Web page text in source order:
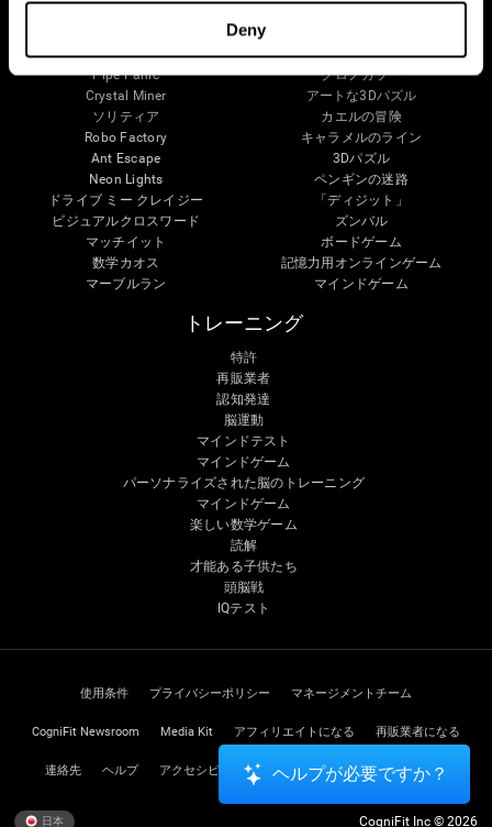
Deny
Fruit Frenzy
Pipe Panic
Crystal Miner
ソリティア
Robo Factory
Ant Escape
Neon Lights
ドライブ ミー クレイジー
ビジュアルクロスワード
マッチイット
数学カオス
マーブルラン
ミュージカル・カップル
クロノカラー
アートな3Dパズル
カエルの冒険
キャラメルのライン
3Dパズル
ペンギンの迷路
「ディジット」
ズンバル
ボードゲーム
記憶力用オンラインゲーム
マインドゲーム
トレーニング
特許
再販業者
認知発達
脳運動
マインドテスト
マインドゲーム
パーソナライズされた脳のトレーニング
マインドゲーム
楽しい数学ゲーム
読解
才能ある子供たち
頭脳戦
IQテスト
使用条件 プライバシーポリシー マネージメントチーム
CogniFit Newsroom Media Kit アフィリエイトになる 再販業者になる
連絡先 ヘルプ アクセシビリティに関する声明 トラストセンター
日本 CogniFit Inc © 2026
ヘルプが必要ですか？